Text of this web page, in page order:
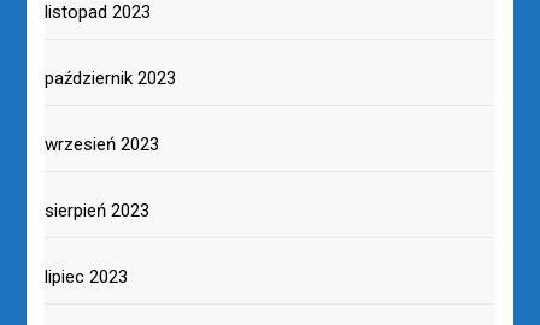
listopad 2023
październik 2023
wrzesień 2023
sierpień 2023
lipiec 2023